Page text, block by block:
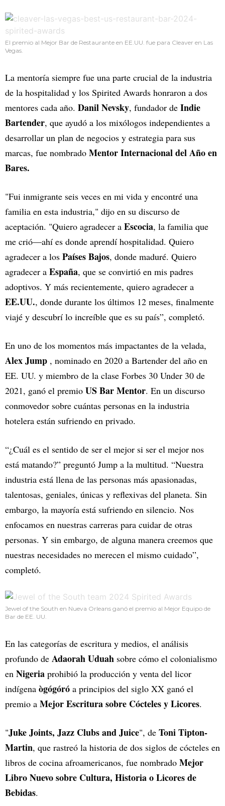
El premio al Mejor Bar de Restaurante en EE.UU. fue para Cleaver en Las
Vegas.
La mentoría siempre fue una parte crucial de la industria
de la hospitalidad y los Spirited Awards honraron a dos
mentores cada año. Danil Nevsky, fundador de Indie
Bartender, que ayudó a los mixólogos independientes a
desarrollar un plan de negocios y estrategia para sus
marcas, fue nombrado Mentor Internacional del Año en
Bares.
"Fui inmigrante seis veces en mi vida y encontré una
familia en esta industria," dijo en su discurso de
aceptación. "Quiero agradecer a Escocia, la familia que
me crió—ahí es donde aprendí hospitalidad. Quiero
agradecer a los Países Bajos, donde maduré. Quiero
agradecer a España, que se convirtió en mis padres
adoptivos. Y más recientemente, quiero agradecer a
EE.UU., donde durante los últimos 12 meses, finalmente
viajé y descubrí lo increíble que es su país”, completó.
En uno de los momentos más impactantes de la velada,
Alex Jump , nominado en 2020 a Bartender del año en
EE. UU. y miembro de la clase Forbes 30 Under 30 de
2021, ganó el premio US Bar Mentor. En un discurso
conmovedor sobre cuántas personas en la industria
hotelera están sufriendo en privado.
“¿Cuál es el sentido de ser el mejor si ser el mejor nos
está matando?” preguntó Jump a la multitud. “Nuestra
industria está llena de las personas más apasionadas,
talentosas, geniales, únicas y reflexivas del planeta. Sin
embargo, la mayoría está sufriendo en silencio. Nos
enfocamos en nuestras carreras para cuidar de otras
personas. Y sin embargo, de alguna manera creemos que
nuestras necesidades no merecen el mismo cuidado”,
completó.
Jewel of the South en Nueva Orleans ganó el premio al Mejor Equipo de
Bar de EE. UU.
En las categorías de escritura y medios, el análisis
profundo de Adaorah Uduah sobre cómo el colonialismo
en Nigeria prohibió la producción y venta del licor
indígena ògógóró a principios del siglo XX ganó el
premio a Mejor Escritura sobre Cócteles y Licores.
"Juke Joints, Jazz Clubs and Juice", de Toni Tipton-
Martin, que rastreó la historia de dos siglos de cócteles en
libros de cocina afroamericanos, fue nombrado Mejor
Libro Nuevo sobre Cultura, Historia o Licores de
Bebidas.